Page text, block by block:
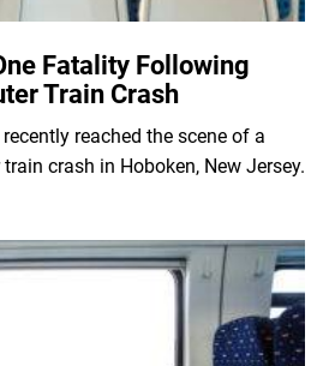
Fatality Following
Train Crash
reached the scene of a
crash in Hoboken, New Jersey.